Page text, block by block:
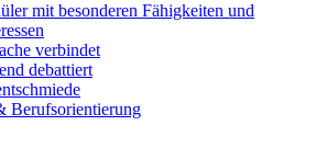
mit besonderen Fähigkeiten und
verbindet
debattiert
Berufsorientierung